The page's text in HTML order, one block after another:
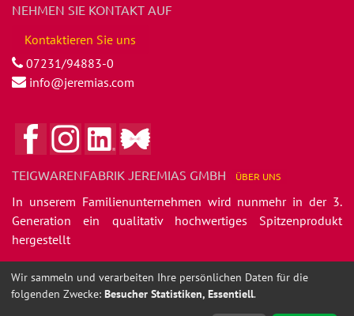
NEHMEN SIE KONTAKT AUF
Kontaktieren Sie uns
07231/94883-0
info@jeremias.com
TEIGWARENFABRIK JEREMIAS GMBH ÜBER UNS
In unserem Familienunternehmen wird nunmehr in der 3.
Generation ein qualitativ hochwertiges Spitzenprodukt
hergestellt
- die Jeremias feinen Nudelspezialitäten.
Wir sammeln und verarbeiten Ihre persönlichen Daten für die
folgenden Zwecke: Besucher Statistiken, Essentiell.